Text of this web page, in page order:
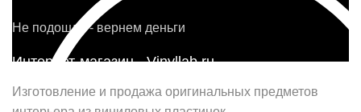
Не подошло - вернем деньги
Интернет-магазин - Vinyllab.ru
Изготовление и продажа оригинальных предметов